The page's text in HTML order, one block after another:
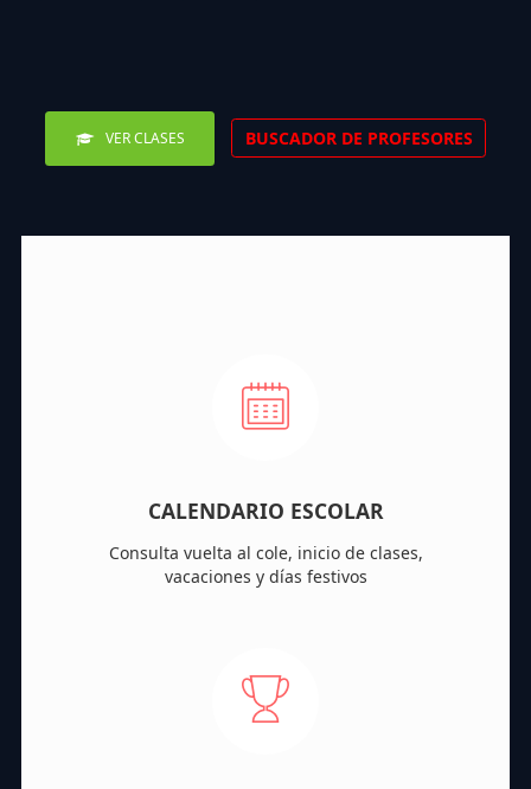
VER CLASES BUSCADOR DE PROFESORES
CALENDARIO ESCOLAR
Consulta vuelta al cole, inicio de clases,
vacaciones y días festivos